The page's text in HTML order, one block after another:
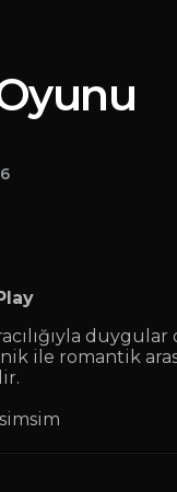
ile romantik